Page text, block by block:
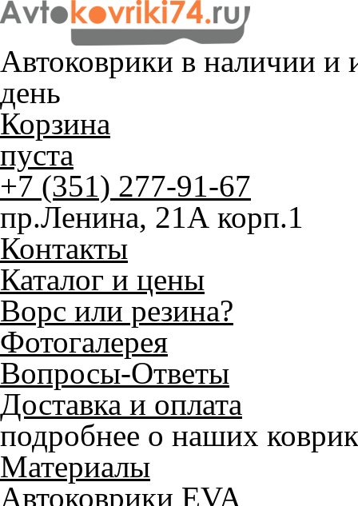
Автоковрики в наличии и
день
Корзина
пуста
+7 (351) 277-91-67
пр.Ленина, 21А корп.1
Контакты
Каталог и цены
Ворс или резина?
Фотогалерея
Вопросы-Ответы
Доставка и оплата
подробнее о наших
Материалы
Автоковрики EVA